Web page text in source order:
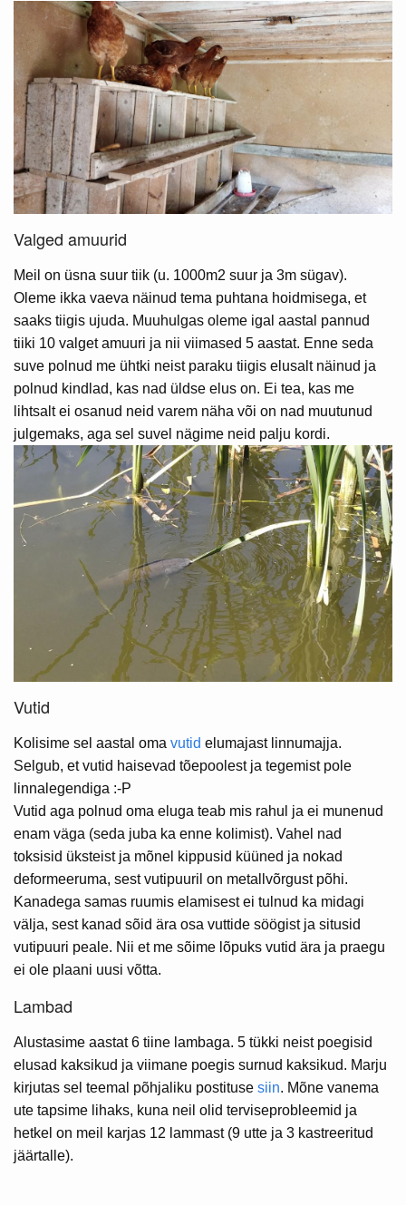
Valged amuurid
Meil on üsna suur tiik (u. 1000m2 suur ja 3m sügav).
Oleme ikka vaeva näinud tema puhtana hoidmisega, et
saaks tiigis ujuda. Muuhulgas oleme igal aastal pannud
tiiki 10 valget amuuri ja nii viimased 5 aastat. Enne seda
suve polnud me ühtki neist paraku tiigis elusalt näinud ja
polnud kindlad, kas nad üldse elus on. Ei tea, kas me
lihtsalt ei osanud neid varem näha või on nad muutunud
julgemaks, aga sel suvel nägime neid palju kordi.
Vutid
Kolisime sel aastal oma vutid elumajast linnumajja.
Selgub, et vutid haisevad tõepoolest ja tegemist pole
linnalegendiga :-P
Vutid aga polnud oma eluga teab mis rahul ja ei munenud
enam väga (seda juba ka enne kolimist). Vahel nad
toksisid üksteist ja mõnel kippusid küüned ja nokad
deformeeruma, sest vutipuuril on metallvõrgust põhi.
Kanadega samas ruumis elamisest ei tulnud ka midagi
välja, sest kanad sõid ära osa vuttide söögist ja situsid
vutipuuri peale. Nii et me sõime lõpuks vutid ära ja praegu
ei ole plaani uusi võtta.
Lambad
Alustasime aastat 6 tiine lambaga. 5 tükki neist poegisid
elusad kaksikud ja viimane poegis surnud kaksikud. Marju
kirjutas sel teemal põhjaliku postituse siin. Mõne vanema
ute tapsime lihaks, kuna neil olid terviseprobleemid ja
hetkel on meil karjas 12 lammast (9 utte ja 3 kastreeritud
jäärtalle).